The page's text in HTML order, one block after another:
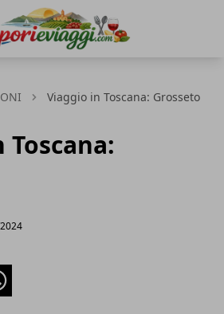
Viaggio in Toscana: Grosseto